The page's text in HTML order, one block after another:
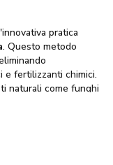
pratica
. Questo metodo
e fertilizzanti chimici.
naturali come funghi